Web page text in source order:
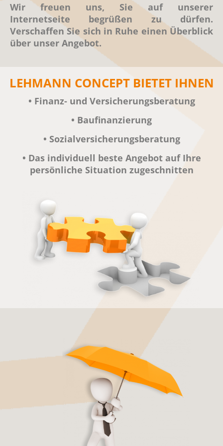
Wir freuen uns, Sie auf unserer
Internetseite begrüßen zu dürfen.
Verschaffen Sie sich in Ruhe einen Überblick
über unser Angebot.
LEHMANN CONCEPT BIETET IHNEN
• Finanz- und Versicherungsberatung
• Baufinanzierung
• Sozialversicherungsberatung
• Das individuell beste Angebot auf Ihre
persönliche Situation zugeschnitten